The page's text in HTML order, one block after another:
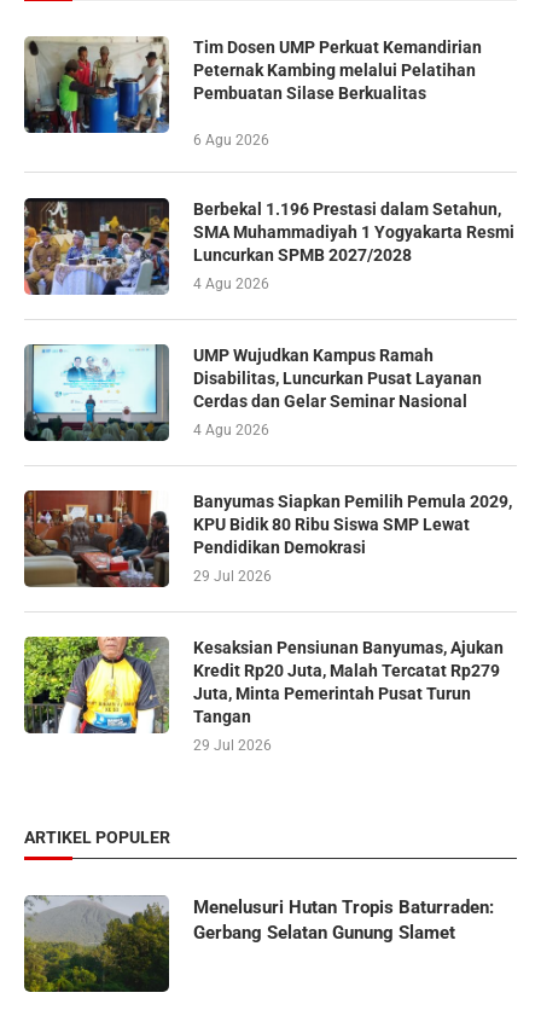
Tim Dosen UMP Perkuat Kemandirian
Peternak Kambing melalui Pelatihan
Pembuatan Silase Berkualitas
6 Agu 2026
Berbekal 1.196 Prestasi dalam Setahun,
SMA Muhammadiyah 1 Yogyakarta Resmi
Luncurkan SPMB 2027/2028
4 Agu 2026
UMP Wujudkan Kampus Ramah
Disabilitas, Luncurkan Pusat Layanan
Cerdas dan Gelar Seminar Nasional
4 Agu 2026
Banyumas Siapkan Pemilih Pemula 2029,
KPU Bidik 80 Ribu Siswa SMP Lewat
Pendidikan Demokrasi
29 Jul 2026
Kesaksian Pensiunan Banyumas, Ajukan
Kredit Rp20 Juta, Malah Tercatat Rp279
Juta, Minta Pemerintah Pusat Turun
Tangan
29 Jul 2026
ARTIKEL POPULER
Menelusuri Hutan Tropis Baturraden:
Gerbang Selatan Gunung Slamet